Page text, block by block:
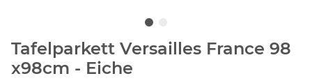
Tafelparkett Versailles France 98
x98cm - Eiche